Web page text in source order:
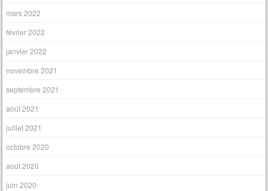
mars 2022
février 2022
janvier 2022
novembre 2021
septembre 2021
août 2021
juillet 2021
octobre 2020
août 2020
juin 2020